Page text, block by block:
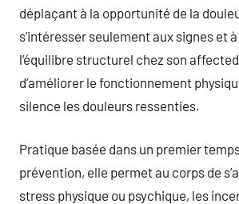
déplaçant à la opportunité de la
s’intéresser seulement aux signes et
l’équilibre structurel chez son
d’améliorer le fonctionnement
silence les douleurs ressenties.
Pratique basée dans un premier
prévention, elle permet au corps de
stress physique ou psychique, les